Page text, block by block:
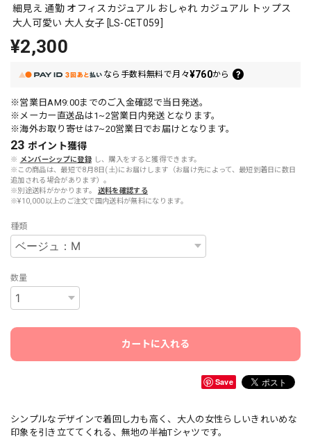
細見え 通勤 オフィスカジュアル おしゃれ カジュアル トップス
大人可愛い 大人女子 [LS-CET059]
¥2,300
なら 手数料無料で月々¥760から
※営業日AM9:00までのご入金確認で当日発送。
※メーカー直送品は1~2営業日内発送となります。
※海外お取り寄せは7~20営業日でお届けとなります。
23 ポイント獲得
※ メンバーシップに登録 し、購入をすると獲得できます。
※この商品は、最短で8月8日(土)にお届けします（お届け先によって、最短到着日に数日
追加される場合があります）。
※別途送料がかかります。
送料を確認する
※¥10,000以上のご注文で国内送料が無料になります。
種類
数量
カートに入れる
Save
シンプルなデザインで着回し力も高く、大人の女性らしいきれいめな
印象を引き立ててくれる、無地の半袖Tシャツです。